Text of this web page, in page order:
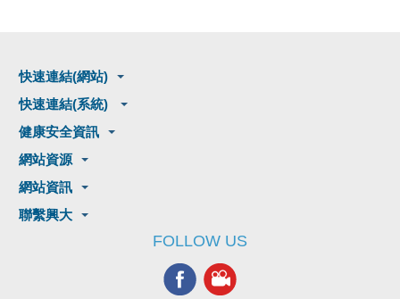
快速連結(網站)
快速連結(系統)
健康安全資訊
網站資源
網站資訊
聯繫興大
FOLLOW US